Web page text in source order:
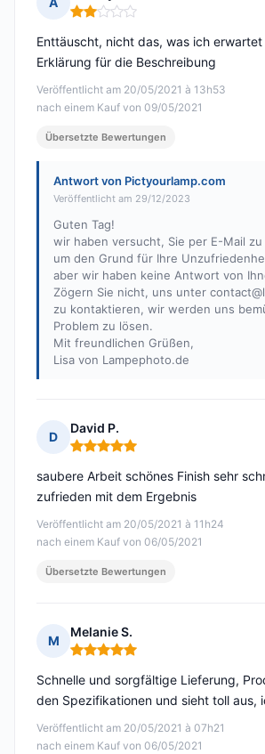
Hinweis: 2 von 5
Veröffentlicht am 20/05/2021 à 13h53
nach einem Kauf von 09/05/2021
Enttäuscht, nicht das, was ich
Erklärung für die Beschreibung
Übersetzte Bewertungen
Antwort von Pictyourlamp.com
Veröffentlicht am 29/12/2023
Guten Tag!
wir haben versucht, Sie per E-Mail
um den Grund für Ihre
aber wir haben keine Antwort von
Zögern Sie nicht, uns unter
zu kontaktieren, wir werden uns
Problem zu lösen.
Mit freundlichen Grüßen,
Lisa von Lampephoto.de
D
David P.
Hinweis: 5 von 5
Veröffentlicht am 20/05/2021 à 11h24
nach einem Kauf von 06/05/2021
saubere Arbeit schönes Finish sehr
zufrieden mit dem Ergebnis
Übersetzte Bewertungen
M
Melanie S.
Hinweis: 5 von 5
Veröffentlicht am 20/05/2021 à 07h21
nach einem Kauf von 06/05/2021
Schnelle und sorgfältige Lieferung,
den Spezifikationen und sieht toll aus,